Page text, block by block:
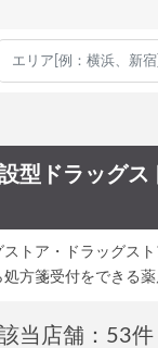
型ドラッグス
トア・ドラッグスト
方箋受付をできる薬
当店舗：53件